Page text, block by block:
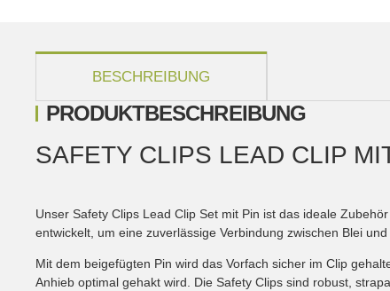
BESCHREIBUNG
PRODUKTBESCHREIBUNG
SAFETY CLIPS LEAD CLIP
Unser Safety Clips Lead Clip Set mit Pin ist das ideale
entwickelt, um eine zuverlässige Verbindung zwischen Blei
Mit dem beigefügten Pin wird das Vorfach sicher im Clip
Anhieb optimal gehakt wird. Die Safety Clips sind robust,